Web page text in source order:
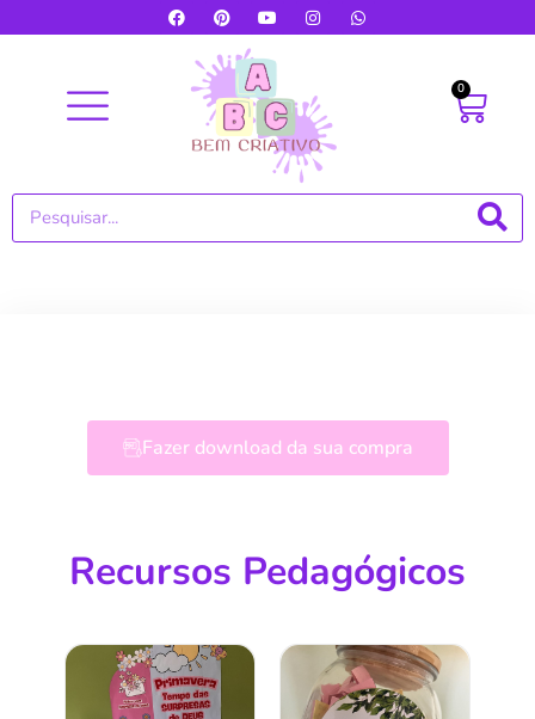
0
Fazer download da sua compra
Recursos Pedagógicos